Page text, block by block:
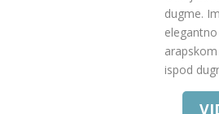
dugme.
ispod